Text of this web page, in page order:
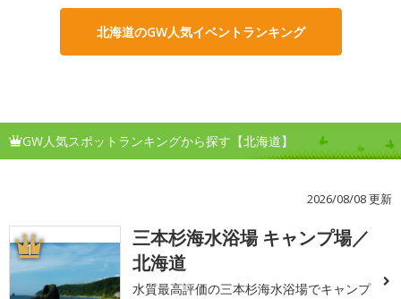
北海道のGW人気イベントランキング
GW人気スポットランキングから探す【北海道】
2026/08/08 更新
1
三本杉海水浴場 キャンプ場／
北海道
水質最高評価の三本杉海水浴場でキャンプ